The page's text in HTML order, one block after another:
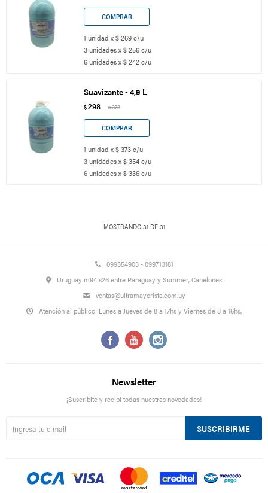
1 unidad x $ 269 c/u
3 unidades x $ 256 c/u
6 unidades x $ 242 c/u
Suavizante - 4,9 L
$298 $373
1 unidad x $ 373 c/u
3 unidades x $ 354 c/u
6 unidades x $ 336 c/u
MOSTRANDO 31DE 31
099354903 - 099713181
Uruguay m94 s26 entre Paraguay y Summer, Canelones
ventas@ultramayorista.com.uy
Atención al público: Lunes a Jueves de 8 a 17hs y Viernes de 8 a 16hs.
  
Newsletter
¡Suscribite y recibí todas nuestras novedades!
SUSCRIBIRME